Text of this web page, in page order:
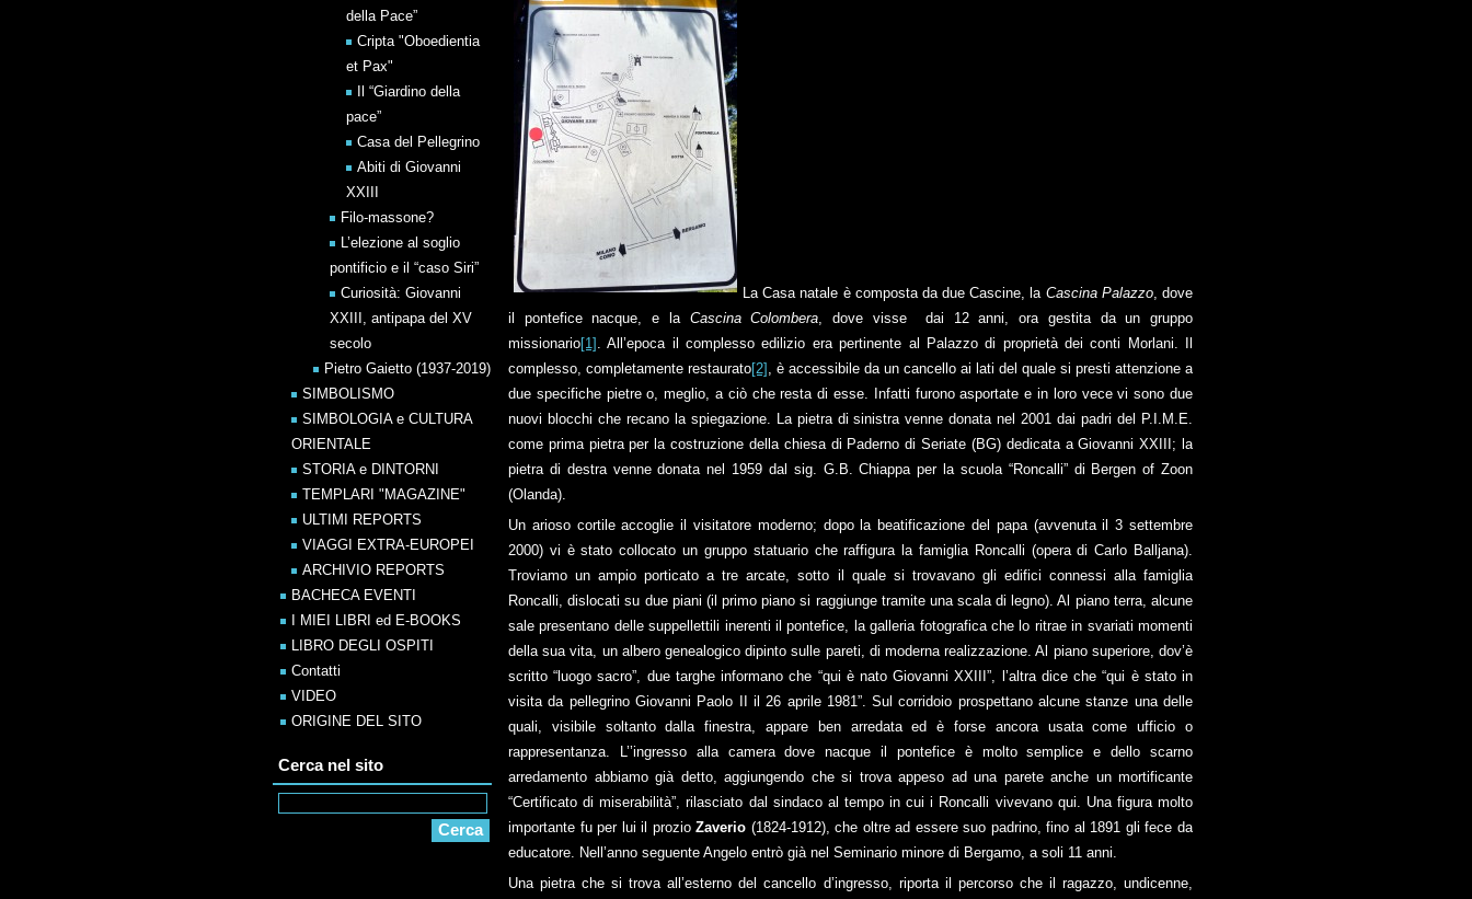
La Casa natale è composta da due Cascine, la Cascina Palazzo, dove
il pontefice nacque, e la Cascina Colombera, dove visse dai 12 anni, ora gestita da un gruppo
missionario[1] . All’epoca il complesso edilizio era pertinente al Palazzo di proprietà dei conti Morlani. Il
complesso, completamente restaurato[2] , è accessibile da un cancello ai lati del quale si presti attenzione a
due specifiche pietre o, meglio, a ciò che resta di esse. Infatti furono asportate e in loro vece vi sono due
nuovi blocchi che recano la spiegazione. La pietra di sinistra venne donata nel 2001 dai padri del P.I.M.E.
come prima pietra per la costruzione della chiesa di Paderno di Seriate (BG) dedicata a Giovanni XXIII; la
pietra di destra venne donata nel 1959 dal sig. G.B. Chiappa per la scuola “Roncalli” di Bergen of Zoon
(Olanda).
Un arioso cortile accoglie il visitatore moderno; dopo la beatificazione del papa (avvenuta il 3 settembre
2000) vi è stato collocato un gruppo statuario che raffigura la famiglia Roncalli (opera di Carlo Balljana).
Troviamo un ampio porticato a tre arcate, sotto il quale si trovavano gli edifici connessi alla famiglia
Roncalli, dislocati su due piani (il primo piano si raggiunge tramite una scala di legno). Al piano terra, alcune
sale presentano delle suppellettili inerenti il pontefice, la galleria fotografica che lo ritrae in svariati momenti
della sua vita, un albero genealogico dipinto sulle pareti, di moderna realizzazione. Al piano superiore, dov’è
scritto “luogo sacro”, due targhe informano che “qui è nato Giovanni XXIII”, l’altra dice che “qui è stato in
visita da pellegrino Giovanni Paolo II il 26 aprile 1981”. Sul corridoio prospettano alcune stanze una delle
quali, visibile soltanto dalla finestra, appare ben arredata ed è forse ancora usata come ufficio o
rappresentanza. L’’ingresso alla camera dove nacque il pontefice è molto semplice e dello scarno
arredamento abbiamo già detto, aggiungendo che si trova appeso ad una parete anche un mortificante
“Certificato di miserabilità”, rilasciato dal sindaco al tempo in cui i Roncalli vivevano qui. Una figura molto
importante fu per lui il prozioZaverio (1824-1912), che oltre ad essere suo padrino, fino al 1891 gli fece da
educatore. Nell’anno seguente Angelo entrò già nel Seminario minore di Bergamo, a soli 11 anni.
Una pietra che si trova all’esterno del cancello d’ingresso, riporta il percorso che il ragazzo, undicenne,
della Pace”
Cripta "Oboedientia
et Pax"
Il “Giardino della
pace”
Casa del Pellegrino
Abiti di Giovanni
XXIII
Filo-massone?
L’elezione al soglio
pontificio e il “caso Siri”
Curiosità: Giovanni
XXIII, antipapa del XV
secolo
Pietro Gaietto (1937-2019)
SIMBOLISMO
SIMBOLOGIA e CULTURA
ORIENTALE
STORIA e DINTORNI
TEMPLARI "MAGAZINE"
ULTIMI REPORTS
VIAGGI EXTRA-EUROPEI
ARCHIVIO REPORTS
BACHECA EVENTI
I MIEI LIBRI ed E-BOOKS
LIBRO DEGLI OSPITI
Contatti
VIDEO
ORIGINE DEL SITO
Cerca nel sito